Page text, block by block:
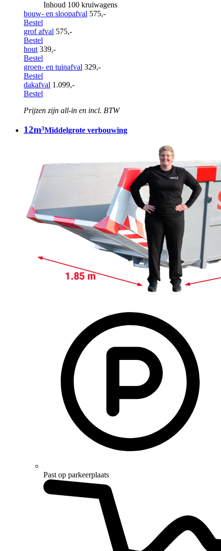
Inhoud 100 kruiwagens
bouw- en sloopafval 575,-
Bestel
grof afval 575,-
Bestel
hout 339,-
Bestel
groen- en tuinafval 329,-
Bestel
dakafval 1.099,-
Bestel
Prijzen zijn all-in en incl. BTW
12m³Middelgrote verbouwing
Past op parkeerplaats